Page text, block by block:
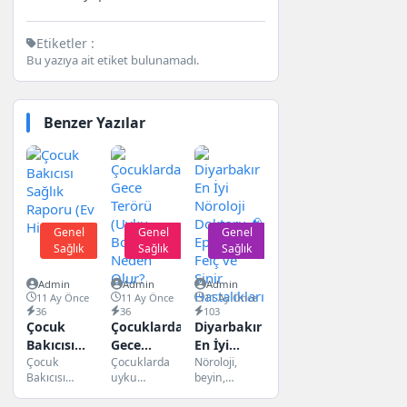
Etiketler :
Bu yazıya ait etiket bulunamadı.
Benzer Yazılar
Genel
Sağlık
Admin
11 Ay Önce
36
Çocuk
Bakıcısı
Sağlık
Raporu (Ev
Hizmetleri)
Çocuk
Bakıcısı
Genel
Sağlık
Admin
11 Ay Önce
36
Çocuklarda
Gece
Terörü
(Uyku
Bozukluğu)
Çocuklarda
uyku
Genel
Sağlık
Admin
11 Ay Önce
103
Diyarbakır
En İyi
Nöroloji
Doktoru 🧠
Epilepsi,
Nöroloji,
beyin,